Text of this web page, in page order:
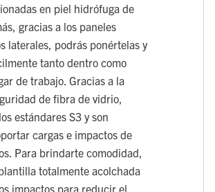
en piel hidrófuga de
gracias a los paneles
laterales, podrás ponértelas y
tanto dentro como
de trabajo. Gracias a la
de fibra de vidrio,
estándares S3 y son
cargas e impactos de
Para brindarte comodidad,
totalmente acolchada
impactos para reducir el